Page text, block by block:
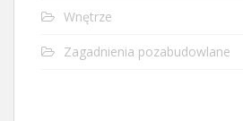
Wnętrze
Zagadnienia pozabudowlane